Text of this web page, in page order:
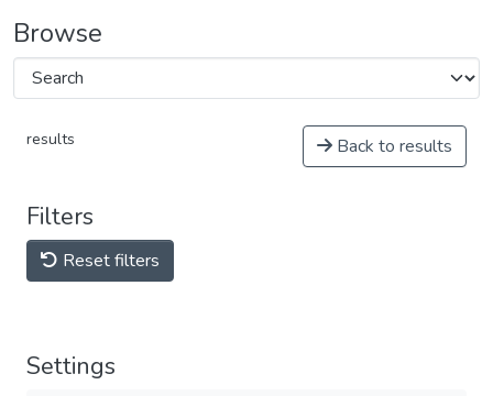
Browse
results Back to results
Filters
Reset filters
Settings